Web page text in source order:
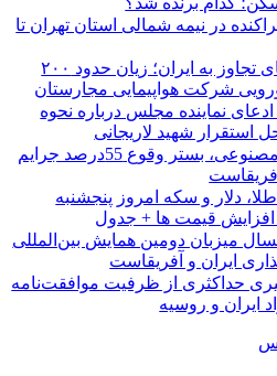
در نیمه شمالی استان تهران تا
پیامدهای تجاوز به ایران؛ زیان حدود ۲۰۰
شرکت هواپیمایی مجارستان
نماینده مجلس درباره نحوه
استقرار شهید لاریجانی
هوش مصنوعی، بستر وقوع 55درصد جرایم
دلار و سکه امروز پنجشنبه
میزبان دومین همایش بین‌المللی
ایران و آفریقاست
حداکثری از ظرفیت موافقت‌نامه
ایران و روسیه